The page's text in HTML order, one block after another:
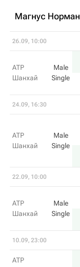
Магнус Норман
26.09, 10:00
ATP
Шанхай
Male
Single
24.09, 16:30
ATP
Шанхай
Male
Single
22.09, 10:00
ATP
Шанхай
Male
Single
10.09, 23:00
ATP